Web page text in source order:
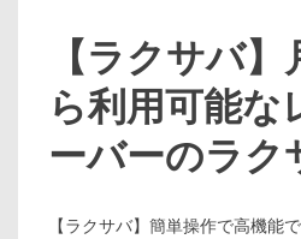
【ラクサバ
ら利用可能な
ーバーのラク
【ラクサバ】簡単操作で高機能で